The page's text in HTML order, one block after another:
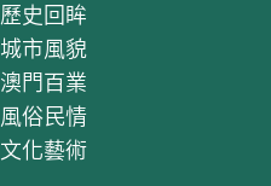
歷史回眸
城市風貌
澳門百業
風俗民情
文化藝術